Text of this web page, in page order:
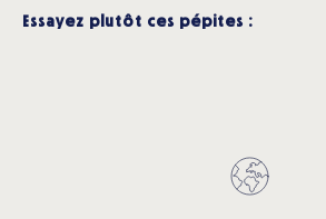
Essayez plutôt ces pépites :